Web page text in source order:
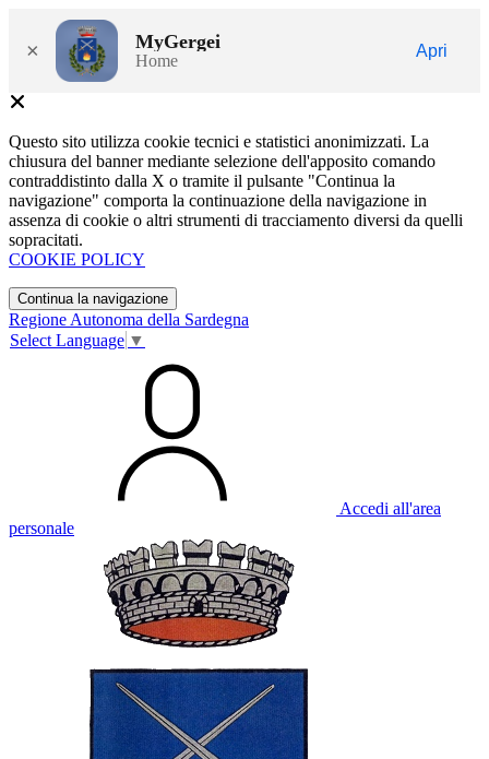
× MyGergei
Home
Apri
Questo sito utilizza cookie tecnici e statistici anonimizzati. La
chiusura del banner mediante selezione dell'apposito comando
contraddistinto dalla X o tramite il pulsante "Continua la
navigazione" comporta la continuazione della navigazione in
assenza di cookie o altri strumenti di tracciamento diversi da quelli
sopracitati.
COOKIE POLICY
Continua la navigazione
Regione Autonoma della Sardegna
Select Language ▼
Accedi all'area
personale